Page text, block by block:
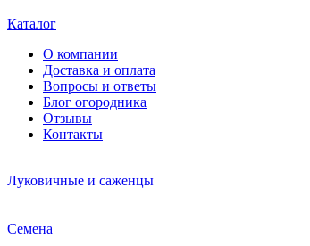
Каталог
О компании
Доставка и оплата
Вопросы и ответы
Блог огородника
Отзывы
Контакты
Луковичные и саженцы
Семена